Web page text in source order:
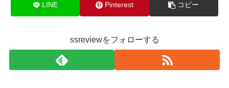
LINE Pinterest コピー
ssreviewをフォローする